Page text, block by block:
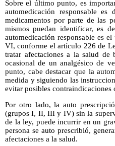
Sobre el último punto, es
automedicación responsable
medicamentos por parte de las
mismos puedan identificar, es
automedicación responsable es
VI, conforme el artículo 226 de
tratar afectaciones a la salud de
ocasional de un analgésico de
punto, cabe destacar que la
medida y siguiendo las
evitar posibles contraindicaciones
Por otro lado, la auto
(grupos I, II, III y IV) sin la
de la ley, puede incurrir en un
persona se auto prescribió,
afectaciones a la salud.